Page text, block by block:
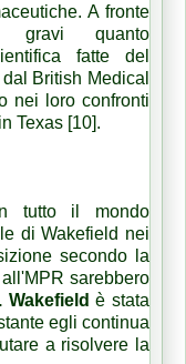
A fronte
gravi quanto
fatte del
British Medical
nei loro confronti
Texas [10].
tutto il mondo
di Wakefield nei
secondo la
sarebbero
è stata
egli continua
a risolvere la